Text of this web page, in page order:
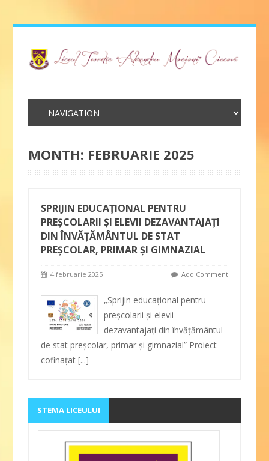
MONTH: FEBRUARIE 2025
SPRIJIN EDUCAȚIONAL PENTRU
PREȘCOLARII ȘI ELEVII DEZAVANTAJAȚI
DIN ÎNVĂȚĂMÂNTUL DE STAT
PREȘCOLAR, PRIMAR ȘI GIMNAZIAL
4 februarie 2025 Add Comment
„Sprijin educațional pentru
preșcolarii și elevii
dezavantajați din învățământul
de stat preșcolar, primar și gimnazial” Proiect
cofinațat[...]
STEMA LICEULUI